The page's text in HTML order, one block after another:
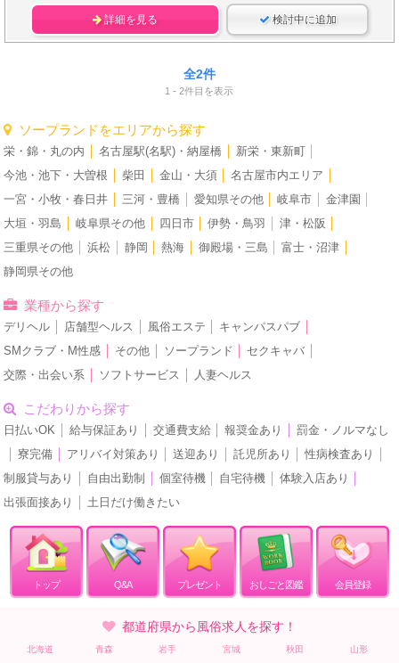
詳細を見る 検討中に追加
全2件
1 - 2件目を表示
ソープランドをエリアから探す
栄・錦・丸の内 名古屋駅(名駅)・納屋橋 新栄・東新町
今池・池下・大曽根
柴田 金山・大須 名古屋市内エリア
一宮・小牧・春日井
三河・豊橋 愛知県その他 岐阜市 金津園
大垣・羽島
岐阜県その他 四日市 伊勢・鳥羽 津・松阪
三重県その他
浜松 静岡 熱海 御殿場・三島 富士・沼津
静岡県その他
業種から探す
デリヘル 店舗型ヘルス 風俗エステ キャンパスパブ
SMクラブ・M性感
その他 ソープランド セクキャバ
交際・出会い系
ソフトサービス 人妻ヘルス
こだわりから探す
日払いOK 給与保証あり 交通費支給 報奨金あり
罰金・ノルマなし
寮完備 アリバイ対策あり 送迎あり 託児所あり 性病検査あり
制服貸与あり
自由出勤制 個室待機 自宅待機 体験入店あり
出張面接あり
土日だけ働きたい
トップ Q&A プレゼント おしごと図鑑 会員登録
都道府県から風俗求人を探す！
北海道 青森 岩手 宮城 秋田 山形